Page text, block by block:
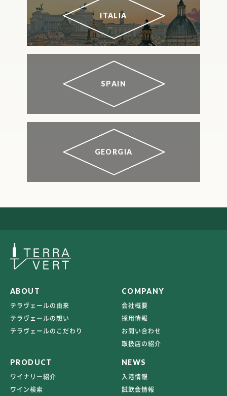
ITALIA
SPAIN
GEORGIA
ABOUT
テラヴェールの由来
テラヴェールの想い
テラヴェールのこだわり
COMPANY
会社概要
採用情報
お問い合わせ
取扱店の紹介
PRODUCT
ワイナリー紹介
ワイン検索
NEWS
入港情報
試飲会情報